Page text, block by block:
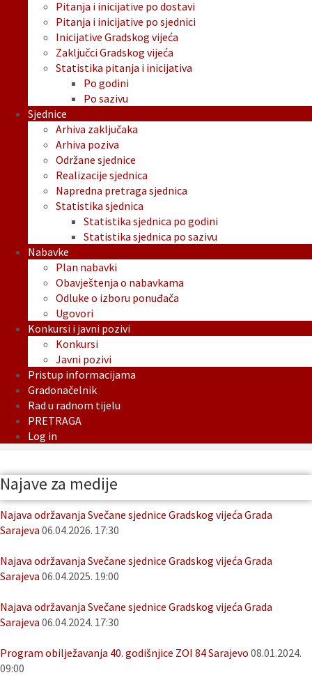
Pitanja i inicijative po dostavi
Pitanja i inicijative po sjednici
Inicijative Gradskog vijeća
Zaključci Gradskog vijeća
Statistika pitanja i inicijativa
Po godini
Po sazivu
Sjednice
Arhiva zaključaka
Arhiva poziva
Održane sjednice
Realizacije sjednica
Napredna pretraga sjednica
Statistika sjednica
Statistika sjednica po godini
Statistika sjednica po sazivu
Nabavke
Plan nabavki
Obavještenja o nabavkama
Odluke o izboru ponuđača
Ugovori
Konkursi i javni pozivi
Konkursi
Javni pozivi
Pristup informacijama
Gradonačelnik
Rad u radnom tijelu
PRETRAGA
Log in
Najave za medije
Najava održavanja Svečane sjednice Gradskog vijeća Grada
Sarajeva 06.04.2026. 17:30
Najava održavanja Svečane sjednice Gradskog vijeća Grada
Sarajeva 06.04.2025. 19:00
Najava održavanja Svečane sjednice Gradskog vijeća Grada
Sarajeva 06.04.2024. 17:30
Program obilježavanja 40. godišnjice ZOI 84 Sarajevo 08.01.2024.
09:00